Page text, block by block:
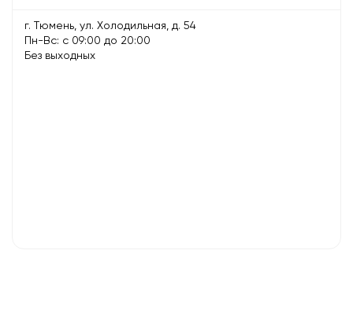
г. Тюмень, ул. Холодильная, д. 54
Пн-Вс: с 09:00 до 20:00
Без выходных